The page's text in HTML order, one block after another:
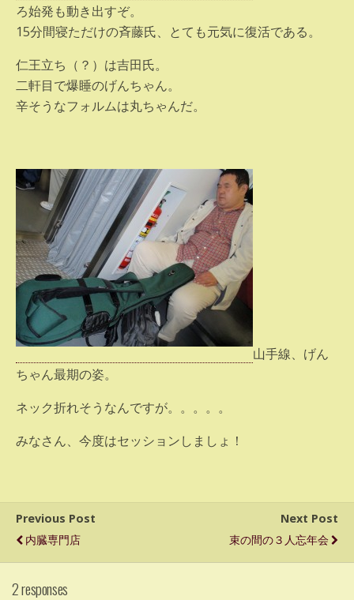
ろ始発も動き出すぞ。
15分間寝ただけの斉藤氏、とても元気に復活である。
仁王立ち（？）は吉田氏。
二軒目で爆睡のげんちゃん。
辛そうなフォルムは丸ちゃんだ。
山手線、げん
ちゃん最期の姿。
ネック折れそうなんですが。。。。。
みなさん、今度はセッションしましょ！
Previous Post
内臓専門店
Next Post
束の間の３人忘年会
2 responses